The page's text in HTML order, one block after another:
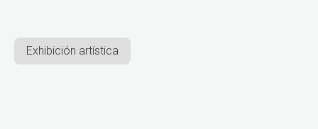
Exhibición artística